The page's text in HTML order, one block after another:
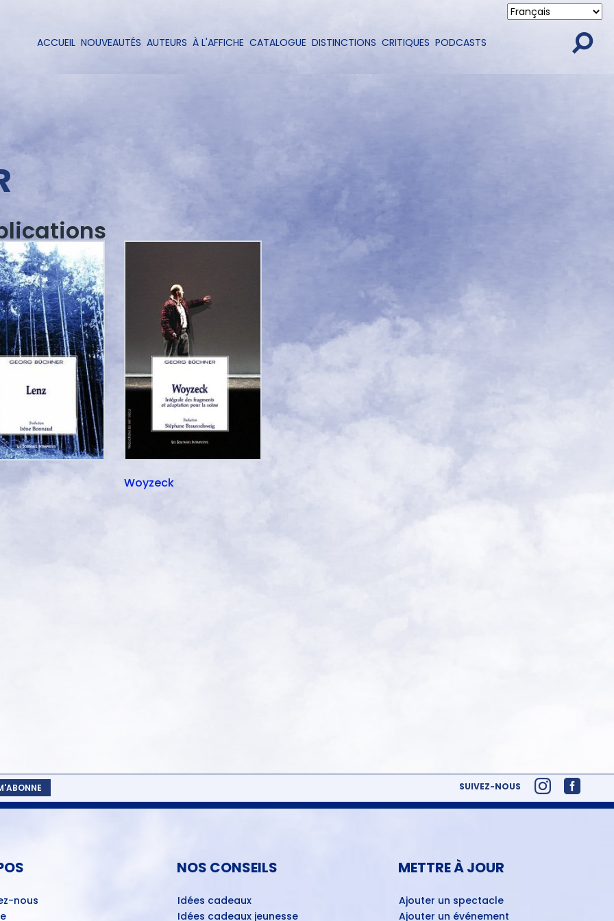
contenu
Navigation
ACCUEIL NOUVEAUTÉS AUTEURS À L'AFFICHE CATALOGUE DISTINCTIONS CRITIQUES PODCASTS
Woyzeck
SUIVEZ-NOUS
nous
NOS CONSEILS
Idées cadeaux
Idées cadeaux jeunesse
METTRE À JOUR
Ajouter un spectacle
Ajouter un événement